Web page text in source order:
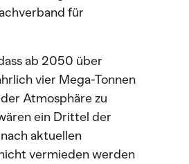
für
ab 2050 über
vier Mega-Tonnen
Atmosphäre zu
ein Drittel der
aktuellen
vermieden werden